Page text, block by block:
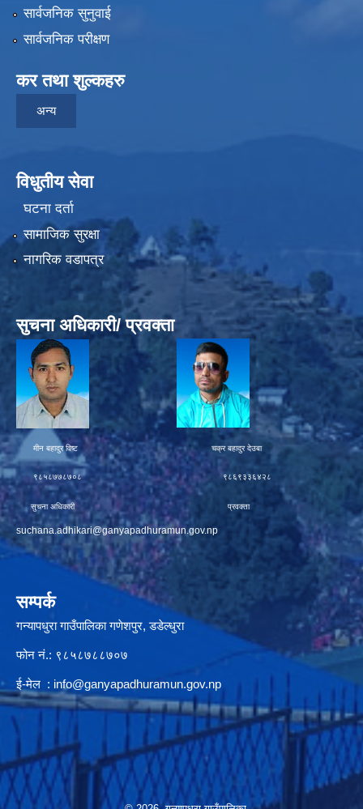
सार्वजनिक सुनुवाई
सार्वजनिक परीक्षण
कर तथा शुल्कहरु
अन्य
विधुतीय सेवा
घटना दर्ता
सामाजिक सुरक्षा
नागरिक वडापत्र
सुचना अधिकारी/ प्रवक्ता
मीन बहादुर विष्ट चक्र बहादुर देउबा
९८५८७७८७०८ ९८६९३३६४२८
सुचना अधिकारी प्रवक्ता
suchana.adhikari@ganyapadhuramun.gov.np
सम्पर्क
गन्यापधुरा गाउँपालिका गणेशपुर, डडेल्धुरा
फोन नं.: ९८५८७८८७०७
ई-मेल : info@ganyapadhuramun.gov.np